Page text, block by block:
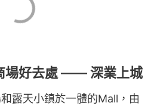
場好去處 —— 深業上城
露天小鎮於一體的Mall，由